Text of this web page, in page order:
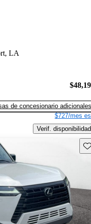
LA
de concesionario adicionales
$727/mes
Verif. disponibilidad